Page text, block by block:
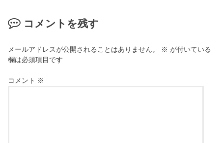
コメントを残す
メールアドレスが公開されることはありません。 ※ が付いている
欄は必須項目です
コメント ※